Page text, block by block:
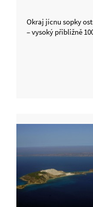
Okraj jícnu sopky
– vysoký přibližně